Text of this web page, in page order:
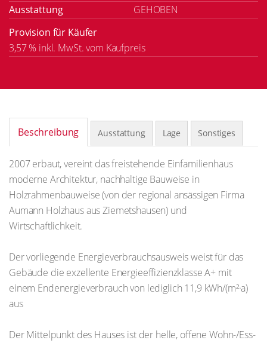
Ausstattung
GEHOBEN
Provision für Käufer
3,57 % inkl. MwSt. vom Kaufpreis
Beschreibung Ausstattung Lage Sonstiges
2007 erbaut, vereint das freistehende Einfamilienhaus
moderne Architektur, nachhaltige Bauweise in
Holzrahmenbauweise (von der regional ansässigen Firma
Aumann Holzhaus aus Ziemetshausen) und
Wirtschaftlichkeit.
Der vorliegende Energieverbrauchsausweis weist für das
Gebäude die exzellente Energieeffizienzklasse A+ mit
einem Endenergieverbrauch von lediglich 11,9 kWh/(m²·a)
aus
Der Mittelpunkt des Hauses ist der helle, offene Wohn-/Ess-